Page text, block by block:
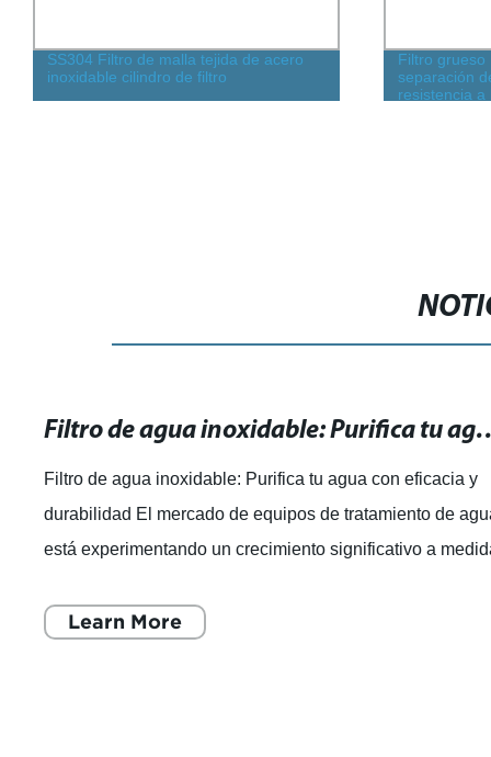
SS304 Filtro de malla tejida de acero
inoxidable cilindro de filtro
Filtro grueso
separación
resistencia a
Filtro de agua inoxidable:
Filtro de agua inoxidable: Purifica tu agua con eficacia y
durabilidad El mercado de equipos de tratamiento de
está experimentando un crecimiento significativo a
Learn More